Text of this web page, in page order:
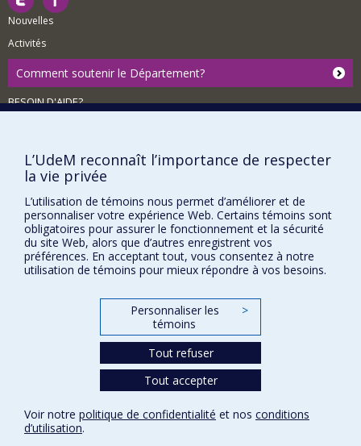
Nouvelles
Activités
Comment soutenir le Département?
BESOIN D'AIDE?
Accessibilité
FACULTÉ DES ARTS ET DES SCIENCES
Nos départements et écoles
Nos centres d'études
Nos programmes et cours
Conditions d’utilisation
Paramètres des témoins
L’UdeM reconnaît l’importance de respecter
la vie privée
L’utilisation de témoins nous permet d’améliorer et de
personnaliser votre expérience Web. Certains témoins sont
obligatoires pour assurer le fonctionnement et la sécurité
du site Web, alors que d’autres enregistrent vos
préférences. En acceptant tout, vous consentez à notre
utilisation de témoins pour mieux répondre à vos besoins.
Personnaliser les
témoins
>
Tout refuser
Tout accepter
Voir notre politique de confidentialité et nos conditions
d’utilisation.